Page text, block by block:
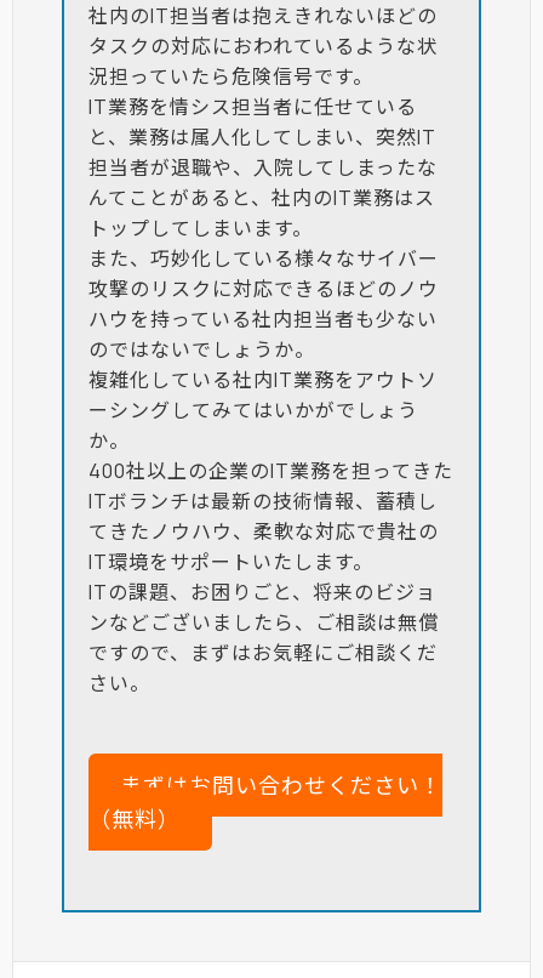
社内のIT担当者は抱えきれないほどの
タスクの対応におわれているような状
況担っていたら危険信号です。
IT業務を情シス担当者に任せている
と、業務は属人化してしまい、突然IT
担当者が退職や、入院してしまったな
んてことがあると、社内のIT業務はス
トップしてしまいます。
また、巧妙化している様々なサイバー
攻撃のリスクに対応できるほどのノウ
ハウを持っている社内担当者も少ない
のではないでしょうか。
複雑化している社内IT業務をアウトソ
ーシングしてみてはいかがでしょう
か。
400社以上の企業のIT業務を担ってきた
ITボランチは最新の技術情報、蓄積し
てきたノウハウ、柔軟な対応で貴社の
IT環境をサポートいたします。
ITの課題、お困りごと、将来のビジョ
ンなどございましたら、ご相談は無償
ですので、まずはお気軽にご相談くだ
さい。
まずはお問い合わせください！
（無料）